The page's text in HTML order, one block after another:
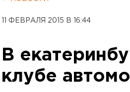
11 ФЕВРАЛЯ 2015 В 16:44
В
клубе